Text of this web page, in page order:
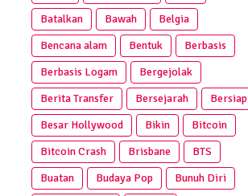
Batalkan
Bawah
Belgia
Bencana alam
Bentuk
Berbasis
Berbasis Logam
Bergejolak
Berita Transfer
Bersejarah
Bersiap
Besar Hollywood
Bikin
Bitcoin
Bitcoin Crash
Brisbane
BTS
Buatan
Budaya Pop
Bunuh Diri